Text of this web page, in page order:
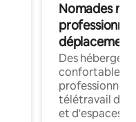
Nomades
déplacement
Des
confortables
professionnels
télétravail
et d'espaces